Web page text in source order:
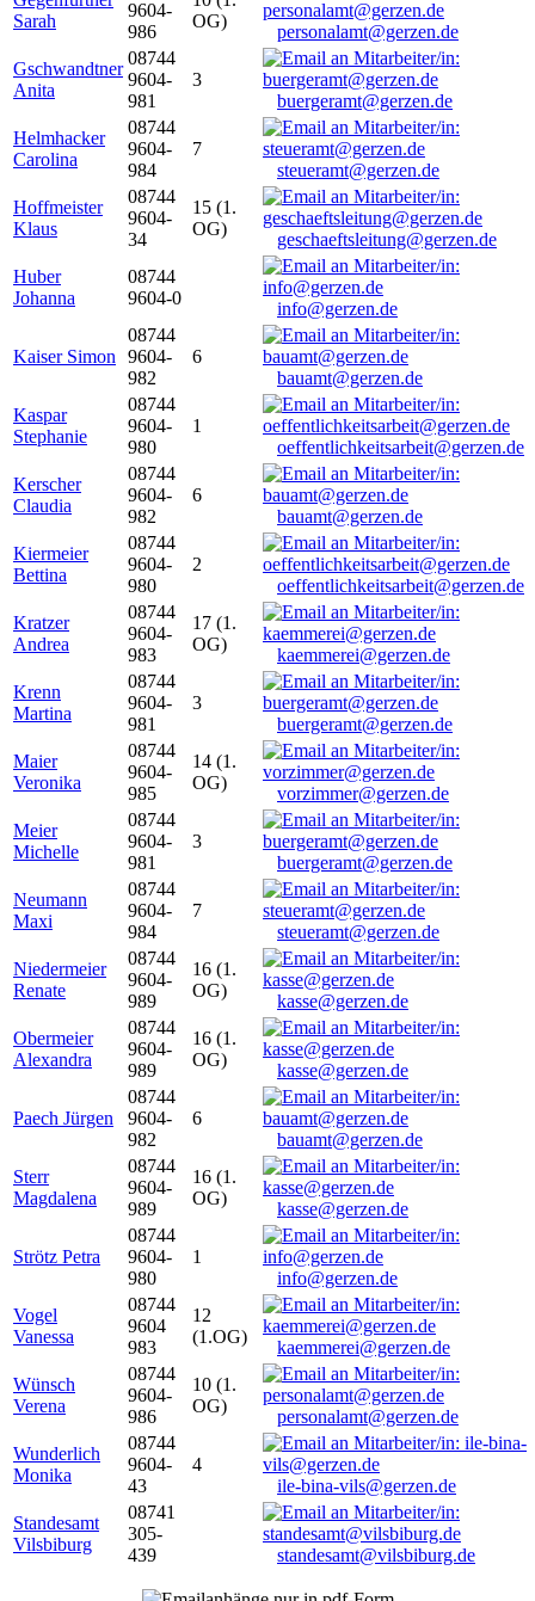
Sarah
9604-
986
OG)
personalamt@gerzen.de
Gschwandtner
Anita
08744
9604-
981
3
buergeramt@gerzen.de
Helmhacker
Carolina
08744
9604-
984
7
steueramt@gerzen.de
Hoffmeister
Klaus
08744
9604-
34
15 (1.
OG)
geschaeftsleitung@gerzen.de
Huber
Johanna
08744
9604-0
info@gerzen.de
Kaiser Simon
08744
9604-
982
6
bauamt@gerzen.de
Kaspar
Stephanie
08744
9604-
980
1
oeffentlichkeitsarbeit@gerzen.de
Kerscher
Claudia
08744
9604-
982
6
bauamt@gerzen.de
Kiermeier
Bettina
08744
9604-
980
2
oeffentlichkeitsarbeit@gerzen.de
Kratzer
Andrea
08744
9604-
983
17 (1.
OG)
kaemmerei@gerzen.de
Krenn
Martina
08744
9604-
981
3
buergeramt@gerzen.de
Maier
Veronika
08744
9604-
985
14 (1.
OG)
vorzimmer@gerzen.de
Meier
Michelle
08744
9604-
981
3
buergeramt@gerzen.de
Neumann
Maxi
08744
9604-
984
7
steueramt@gerzen.de
Niedermeier
Renate
08744
9604-
989
16 (1.
OG)
kasse@gerzen.de
Obermeier
Alexandra
08744
9604-
989
16 (1.
OG)
kasse@gerzen.de
Paech Jürgen
08744
9604-
982
6
bauamt@gerzen.de
Sterr
Magdalena
08744
9604-
989
16 (1.
OG)
kasse@gerzen.de
Strötz Petra
08744
9604-
980
1
info@gerzen.de
Vogel
Vanessa
08744
9604
983
12
(1.OG)
kaemmerei@gerzen.de
Wünsch
Verena
08744
9604-
986
10 (1.
OG)
personalamt@gerzen.de
Wunderlich
Monika
08744
9604-
43
4
ile-bina-vils@gerzen.de
Standesamt
Vilsbiburg
08741
305-
439
standesamt@vilsbiburg.de